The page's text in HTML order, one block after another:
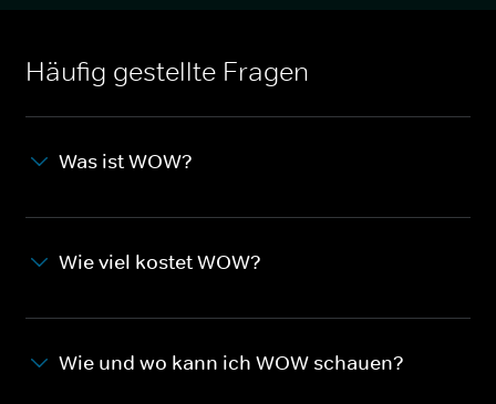
Häufig gestellte Fragen
Was ist WOW?
Wie viel kostet WOW?
Wie und wo kann ich WOW schauen?